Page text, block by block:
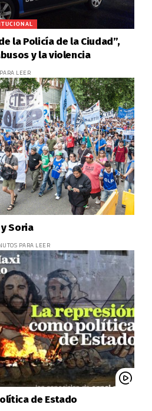
la Policía de la Ciudad”,
y la violencia
LEER
Soria
PARA LEER
de Estado